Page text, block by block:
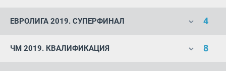
ЕВРОЛИГА 2019. СУПЕРФИНАЛ 4
ЧМ 2019. КВАЛИФИКАЦИЯ 8